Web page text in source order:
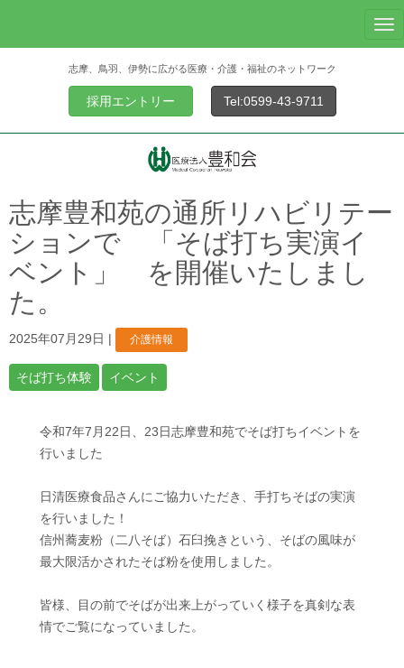
N
a
a
志摩、鳥羽、伊勢に広がる医療・介護・福祉のネットワーク
採用エントリー Tel:0599-43-9711
志摩豊和苑の通所リハビリテー
ションで 「そば打ち実演イ
ベント」 を開催いたしまし
た。
2025年07月29日 介護情報
そば打ち体験 イベント
令和7年7月22日、23日志摩豊和苑でそば打ちイベントを
行いました
日清医療食品さんにご協力いただき、手打ちそばの実演
を行いました！
信州蕎麦粉（二八そば）石臼挽きという、そばの風味が
最大限活かされたそば粉を使用しました。
皆様、目の前でそばが出来上がっていく様子を真剣な表
情でご覧になっていました。